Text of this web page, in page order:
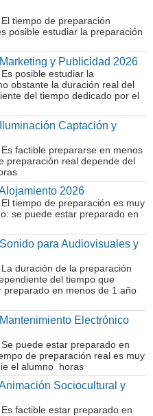
tiempo de preparación
posible estudiar la preparación
y Publicidad 2026
posible estudiar la
obstante la duración real del
del tiempo dedicado por el
Captación y
factible prepararse en menos
preparación real depende del
2026
tiempo de preparación es muy
se puede estar preparado en
para Audiovisuales y
duración de la preparación
del tiempo que
en menos de 1 año
Electrónico
puede estar preparado en
de preparación real es muy
el alumno horas
Sociocultural y
factible estar preparado en